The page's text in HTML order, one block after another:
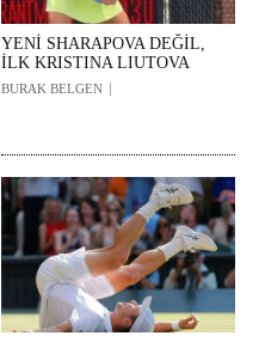
YENİ SHARAPOVA DEĞİL,
İLK KRISTINA LIUTOVA
BURAK BELGEN